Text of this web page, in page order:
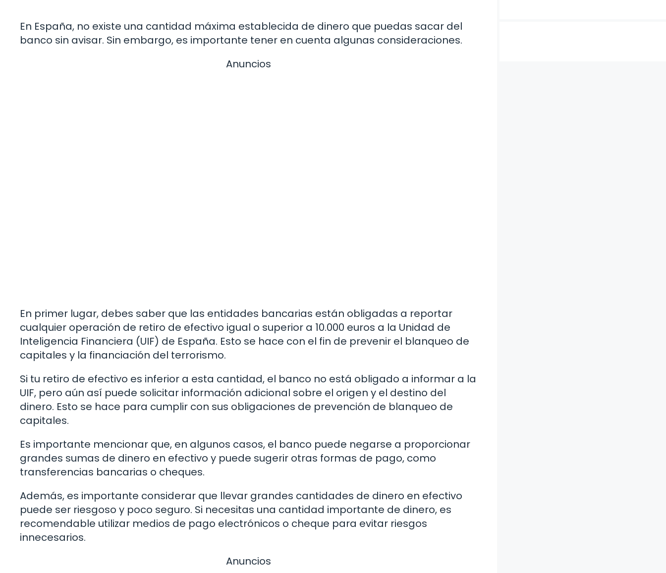
En España, no existe una cantidad máxima establecida de dinero que puedas sacar del
banco sin avisar. Sin embargo, es importante tener en cuenta algunas consideraciones.
Anuncios
En primer lugar, debes saber que las entidades bancarias están obligadas a reportar
cualquier operación de retiro de efectivo igual o superior a 10.000 euros a la Unidad de
Inteligencia Financiera (UIF) de España. Esto se hace con el fin de prevenir el blanqueo de
capitales y la financiación del terrorismo.
Si tu retiro de efectivo es inferior a esta cantidad, el banco no está obligado a informar a la
UIF, pero aún así puede solicitar información adicional sobre el origen y el destino del
dinero. Esto se hace para cumplir con sus obligaciones de prevención de blanqueo de
capitales.
Es importante mencionar que, en algunos casos, el banco puede negarse a proporcionar
grandes sumas de dinero en efectivo y puede sugerir otras formas de pago, como
transferencias bancarias o cheques.
Además, es importante considerar que llevar grandes cantidades de dinero en efectivo
puede ser riesgoso y poco seguro. Si necesitas una cantidad importante de dinero, es
recomendable utilizar medios de pago electrónicos o cheque para evitar riesgos
innecesarios.
Anuncios